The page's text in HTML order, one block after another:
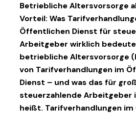
Betriebliche Altersvorsorge
Vorteil: Was
Öffentlichen Dienst für
Arbeitgeber wirklich
betriebliche Altersvorsorge
von Tarifverhandlungen im
Dienst – und was das für
steuerzahlende Arbeitgeber
heißt. Tarifverhandlungen